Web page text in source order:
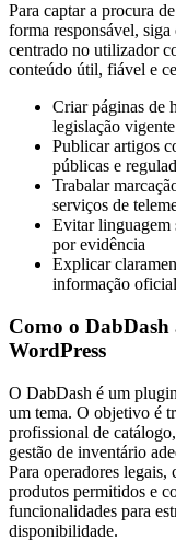
Para captar a procura
forma responsável,
centrado no utilizador
conteúdo útil, fiável e
Criar páginas de
legislação
Publicar artigos
públicas e
Trabalar
serviços de
Evitar linguagem
por evidência
Explicar
informação oficial
Como o
WordPress
O DabDash é um
um tema. O objetivo é
profissional de
gestão de inventário
Para operadores
produtos permitidos e
funcionalidades para
disponibilidade.